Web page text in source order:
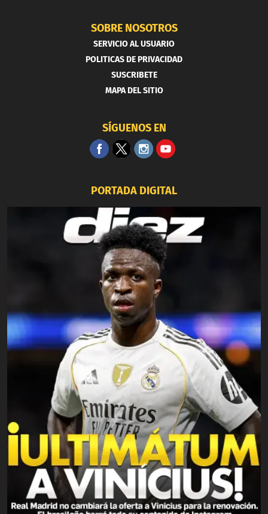
SOBRE NOSOTROS
SERVICIO AL USUARIO
POLITICAS DE PRIVACIDAD
SUSCRIBETE
MAPA DEL SITIO
SÍGUENOS EN
PORTADA DIGITAL